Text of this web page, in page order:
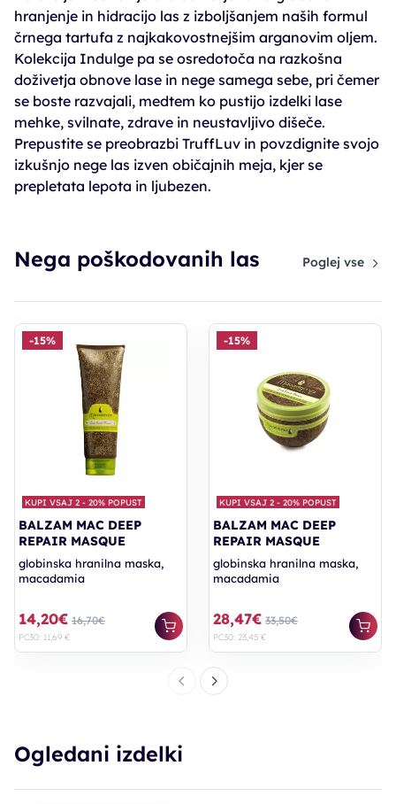
hranjenje in hidracijo las z izboljšanjem naših formul
črnega tartufa z najkakovostnejšim arganovim oljem.
Kolekcija Indulge pa se osredotoča na razkošna
doživetja obnove lase in nege samega sebe, pri čemer
se boste razvajali, medtem ko pustijo izdelki lase
mehke, svilnate, zdrave in neustavljivo dišeče.
Prepustite se preobrazbi TruffLuv in povzdignite svojo
izkušnjo nege las izven običajnih meja, kjer se
prepletata lepota in ljubezen.
Nega poškodovanih las Poglej vse
KUPI VSAJ 2 - 20% POPUST
-15%
BALZAM MAC DEEP
REPAIR MASQUE
globinska hranilna maska,
macadamia
14,20€ 16,70€
PC30: 11,69 €
KUPI VSAJ 2 - 20% POPUST
-15%
BALZAM MAC DEEP
REPAIR MASQUE
globinska hranilna maska,
macadamia
28,47€ 33,50€
PC30: 23,45 €
Ogledani izdelki